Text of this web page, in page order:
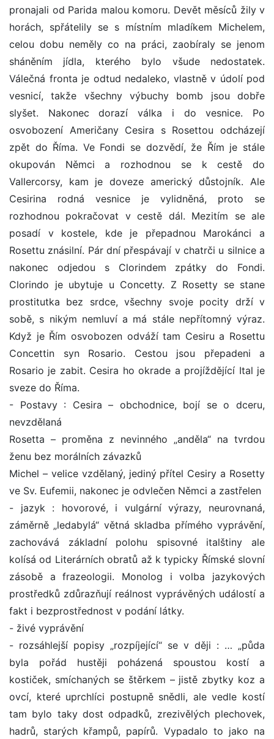
pronajali od Parida malou komoru. Devět měsíců žily v
horách, spřátelily se s místním mladíkem Michelem,
celou dobu neměly co na práci, zaobíraly se jenom
sháněním jídla, kterého bylo všude nedostatek.
Válečná fronta je odtud nedaleko, vlastně v údolí pod
vesnicí, takže všechny výbuchy bomb jsou dobře
slyšet. Nakonec dorazí válka i do vesnice. Po
osvobození Američany Cesira s Rosettou odcházejí
zpět do Říma. Ve Fondi se dozvědí, že Řím je stále
okupován Němci a rozhodnou se k cestě do
Vallercorsy, kam je doveze americký důstojník. Ale
Cesirina rodná vesnice je vylidněná, proto se
rozhodnou pokračovat v cestě dál. Mezitím se ale
posadí v kostele, kde je přepadnou Marokánci a
Rosettu znásilní. Pár dní přespávají v chatrči u silnice a
nakonec odjedou s Clorindem zpátky do Fondi.
Clorindo je ubytuje u Concetty. Z Rosetty se stane
prostitutka bez srdce, všechny svoje pocity drží v
sobě, s nikým nemluví a má stále nepřítomný výraz.
Když je Řím osvobozen odváží tam Cesiru a Rosettu
Concettin syn Rosario. Cestou jsou přepadeni a
Rosario je zabit. Cesira ho okrade a projíždějící Ital je
sveze do Říma.
- Postavy : Cesira – obchodnice, bojí se o dceru,
nevzdělaná
Rosetta – proměna z nevinného „anděla“ na tvrdou
ženu bez morálních závazků
Michel – velice vzdělaný, jediný přítel Cesiry a Rosetty
ve Sv. Eufemii, nakonec je odvlečen Němci a zastřelen
- jazyk : hovorové, i vulgární výrazy, neurovnaná,
záměrně „ledabylá“ větná skladba přímého vyprávění,
zachovává základní polohu spisovné italštiny ale
kolísá od Literárních obratů až k typicky Římské slovní
zásobě a frazeologii. Monolog i volba jazykových
prostředků zdůrazňují reálnost vyprávěných událostí a
fakt i bezprostřednost v podání látky.
- živé vyprávění
- rozsáhlejší popisy „rozpíjející“ se v ději : … „půda
byla pořád hustěji poházená spoustou kostí a
kostiček, smíchaných se štěrkem – jistě zbytky koz a
ovcí, které uprchlíci postupně snědli, ale vedle kostí
tam bylo taky dost odpadků, zrezivělých plechovek,
hadrů, starých křampů, papírů. Vypadalo to jako na